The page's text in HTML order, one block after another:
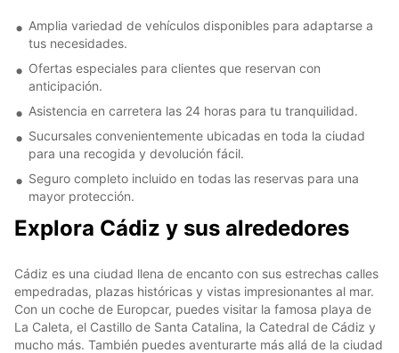
Amplia variedad de vehículos disponibles para adaptarse a
tus necesidades.
Ofertas especiales para clientes que reservan con
anticipación.
Asistencia en carretera las 24 horas para tu tranquilidad.
Sucursales convenientemente ubicadas en toda la ciudad
para una recogida y devolución fácil.
Seguro completo incluido en todas las reservas para una
mayor protección.
Explora Cádiz y sus alrededores
Cádiz es una ciudad llena de encanto con sus estrechas calles
empedradas, plazas históricas y vistas impresionantes al mar.
Con un coche de Europcar, puedes visitar la famosa playa de
La Caleta, el Castillo de Santa Catalina, la Catedral de Cádiz y
mucho más. También puedes aventurarte más allá de la ciudad